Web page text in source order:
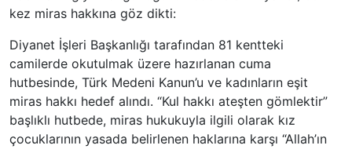
kez miras hakkına göz dikti:
Diyanet İşleri Başkanlığı tarafından 81 kentteki
camilerde okutulmak üzere hazırlanan cuma
hutbesinde, Türk Medeni Kanun’u ve kadınların eşit
miras hakkı hedef alındı. “Kul hakkı ateşten gömlektir”
başlıklı hutbede, miras hukukuyla ilgili olarak kız
çocuklarının yasada belirlenen haklarına karşı “Allah’ın